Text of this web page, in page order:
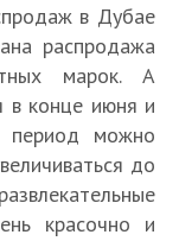
в Дубае
распродажа
марок. А
в конце июня и
период можно
до
красочно и